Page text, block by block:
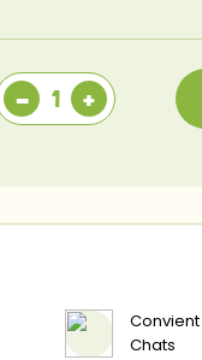
Recto
Verso
- +
Chats